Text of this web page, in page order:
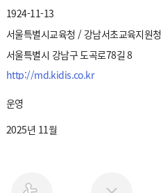
1924-11-13
서울특별시교육청 / 강남서초교육지원청
서울특별시 강남구 도곡로78길 8
http://md.kidis.co.kr
운영
2025년 11월